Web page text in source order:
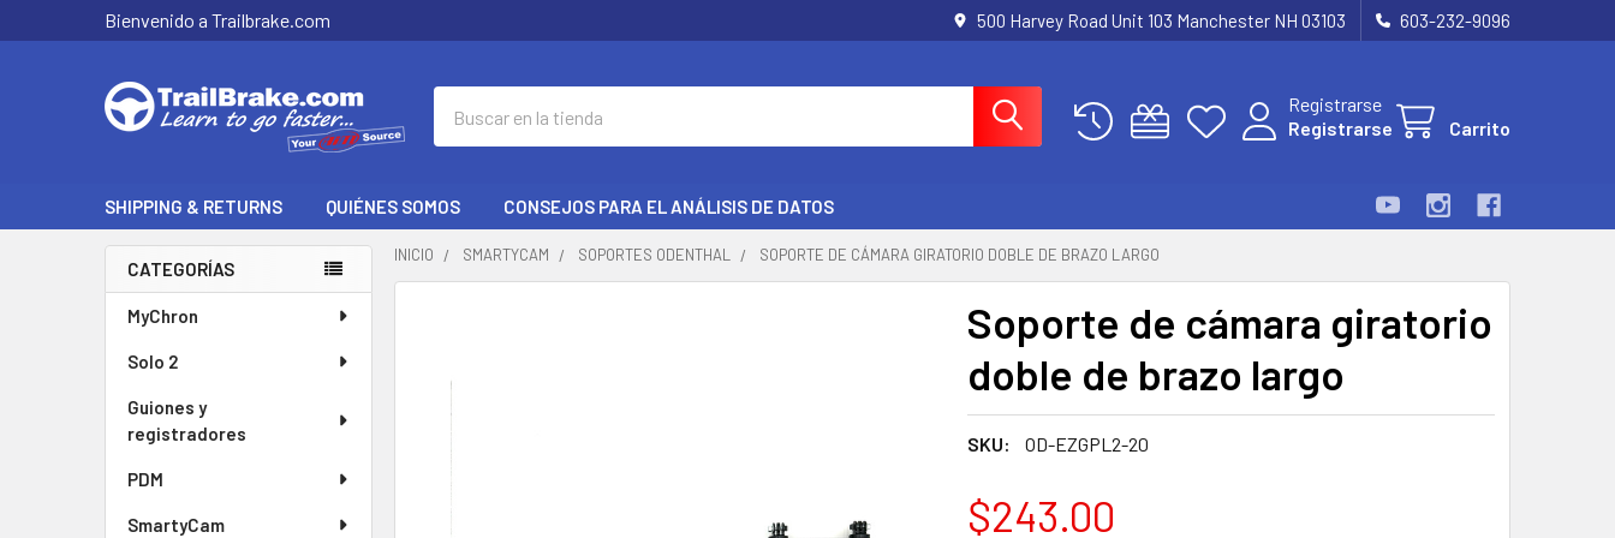
Bienvenido a Trailbrake.com 500 Harvey Road Unit 103 Manchester NH 03103 603-232-9096
Registrarse
Registrarse
Carrito
SHIPPING & RETURNS QUIÉNES SOMOS CONSEJOS PARA EL ANÁLISIS DE DATOS
Barra
lateral
CATEGORÍAS
MyChron
Solo 2
Guiones y
registradores
PDM
SmartyCam
INICIO SMARTYCAM SOPORTES ODENTHAL SOPORTE DE CÁMARA GIRATORIO DOBLE DE BRAZO LARGO
Soporte de cámara giratorio
doble de brazo largo
SKU: OD-EZGPL2-20
$243.00
COMPRAN
JUNTOS: